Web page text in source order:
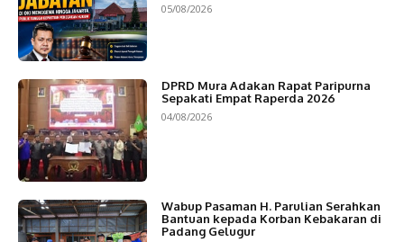
05/08/2026
DPRD Mura Adakan Rapat Paripurna
Sepakati Empat Raperda 2026
04/08/2026
Wabup Pasaman H. Parulian Serahkan
Bantuan kepada Korban Kebakaran di
Padang Gelugur